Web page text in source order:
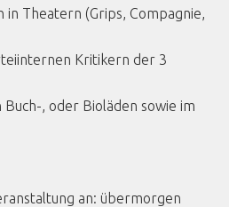
in Theatern (Grips, Compagnie,
Kritikern der 3
, oder Bioläden sowie im
an: übermorgen